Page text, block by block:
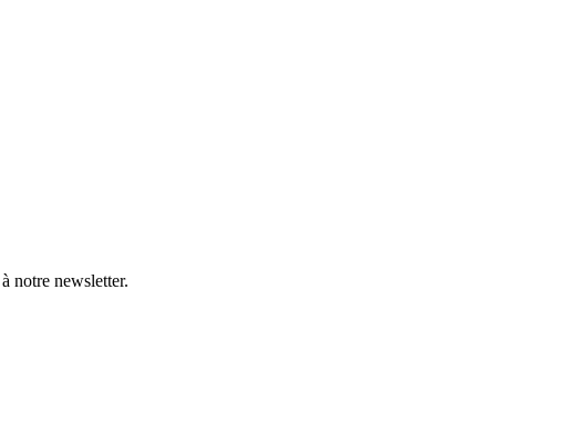
notre newsletter.